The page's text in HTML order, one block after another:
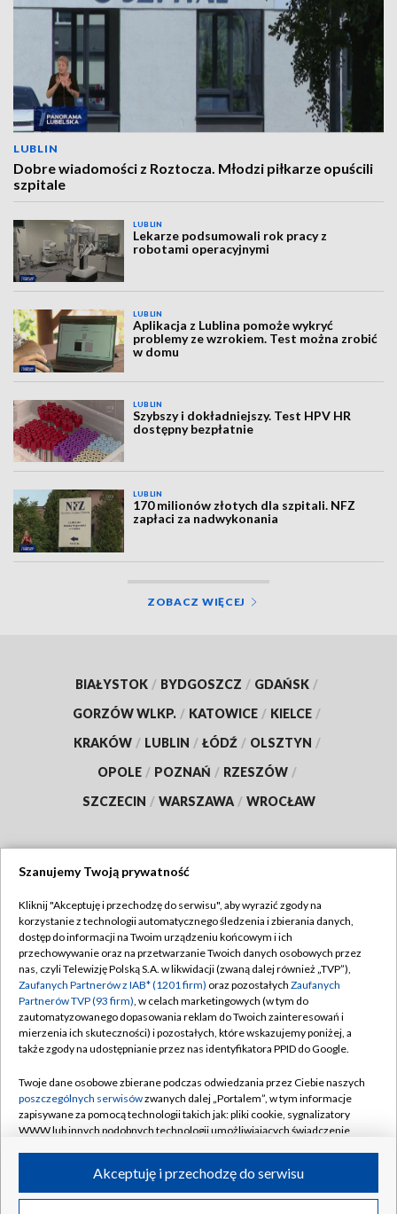
LUBLIN
Dobre wiadomości z Roztocza. Młodzi piłkarze opuścili
szpitale
LUBLIN
Lekarze podsumowali rok pracy z
robotami operacyjnymi
LUBLIN
Aplikacja z Lublina pomoże wykryć
problemy ze wzrokiem. Test można zrobić
w domu
LUBLIN
Szybszy i dokładniejszy. Test HPV HR
dostępny bezpłatnie
LUBLIN
170 milionów złotych dla szpitali. NFZ
zapłaci za nadwykonania
ZOBACZ WIĘCEJ
BIAŁYSTOK / BYDGOSZCZ / GDAŃSK /
GORZÓW WLKP. / KATOWICE / KIELCE /
KRAKÓW / LUBLIN / ŁÓDŹ / OLSZTYN /
OPOLE / POZNAŃ / RZESZÓW /
SZCZECIN / WARSZAWA / WROCŁAW
TVP
Abonament TVP
Emisja w TVP
Centrum informacji TVP
Naziemna Telewizja Cyfrowa
Rada Programowa
System NOS
Informacje o nadawcy
Program dla prasy
Regulamin TVP
Polityka prywatności
Moje zgody
Pomoc
Kontakt
Kanały
©2026 Telewizja Polska S.A. w likwidacji
Szanujemy Twoją prywatność
Kliknij "Akceptuję i przechodzę do serwisu", aby wyrazić zgody na
korzystanie z technologii automatycznego śledzenia i zbierania danych,
dostęp do informacji na Twoim urządzeniu końcowym i ich
przechowywanie oraz na przetwarzanie Twoich danych osobowych przez
nas, czyli Telewizję Polską S.A. w likwidacji (zwaną dalej również „TVP”),
Zaufanych Partnerów z IAB* (1201 firm) oraz pozostałych Zaufanych
Partnerów TVP (93 firm), w celach marketingowych (w tym do
zautomatyzowanego dopasowania reklam do Twoich zainteresowań i
mierzenia ich skuteczności) i pozostałych, które wskazujemy poniżej, a
także zgody na udostępnianie przez nas identyfikatora PPID do Google.
Twoje dane osobowe zbierane podczas odwiedzania przez Ciebie naszych
poszczególnych serwisówzwanych dalej „Portalem”, w tym informacje
zapisywane za pomocą technologii takich jak: pliki cookie, sygnalizatory
WWW lub innych podobnych technologii umożliwiających świadczenie
ruchu w Internecie.Akceptuję i przechodzę do serwisu